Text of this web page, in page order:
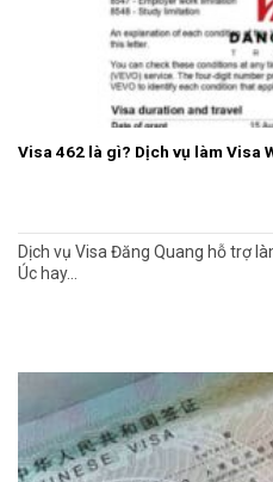
Visa 462 là gì? Dịch vụ làm Visa
Dịch vụ Visa Đăng Quang hỗ trợ
Úc hay...